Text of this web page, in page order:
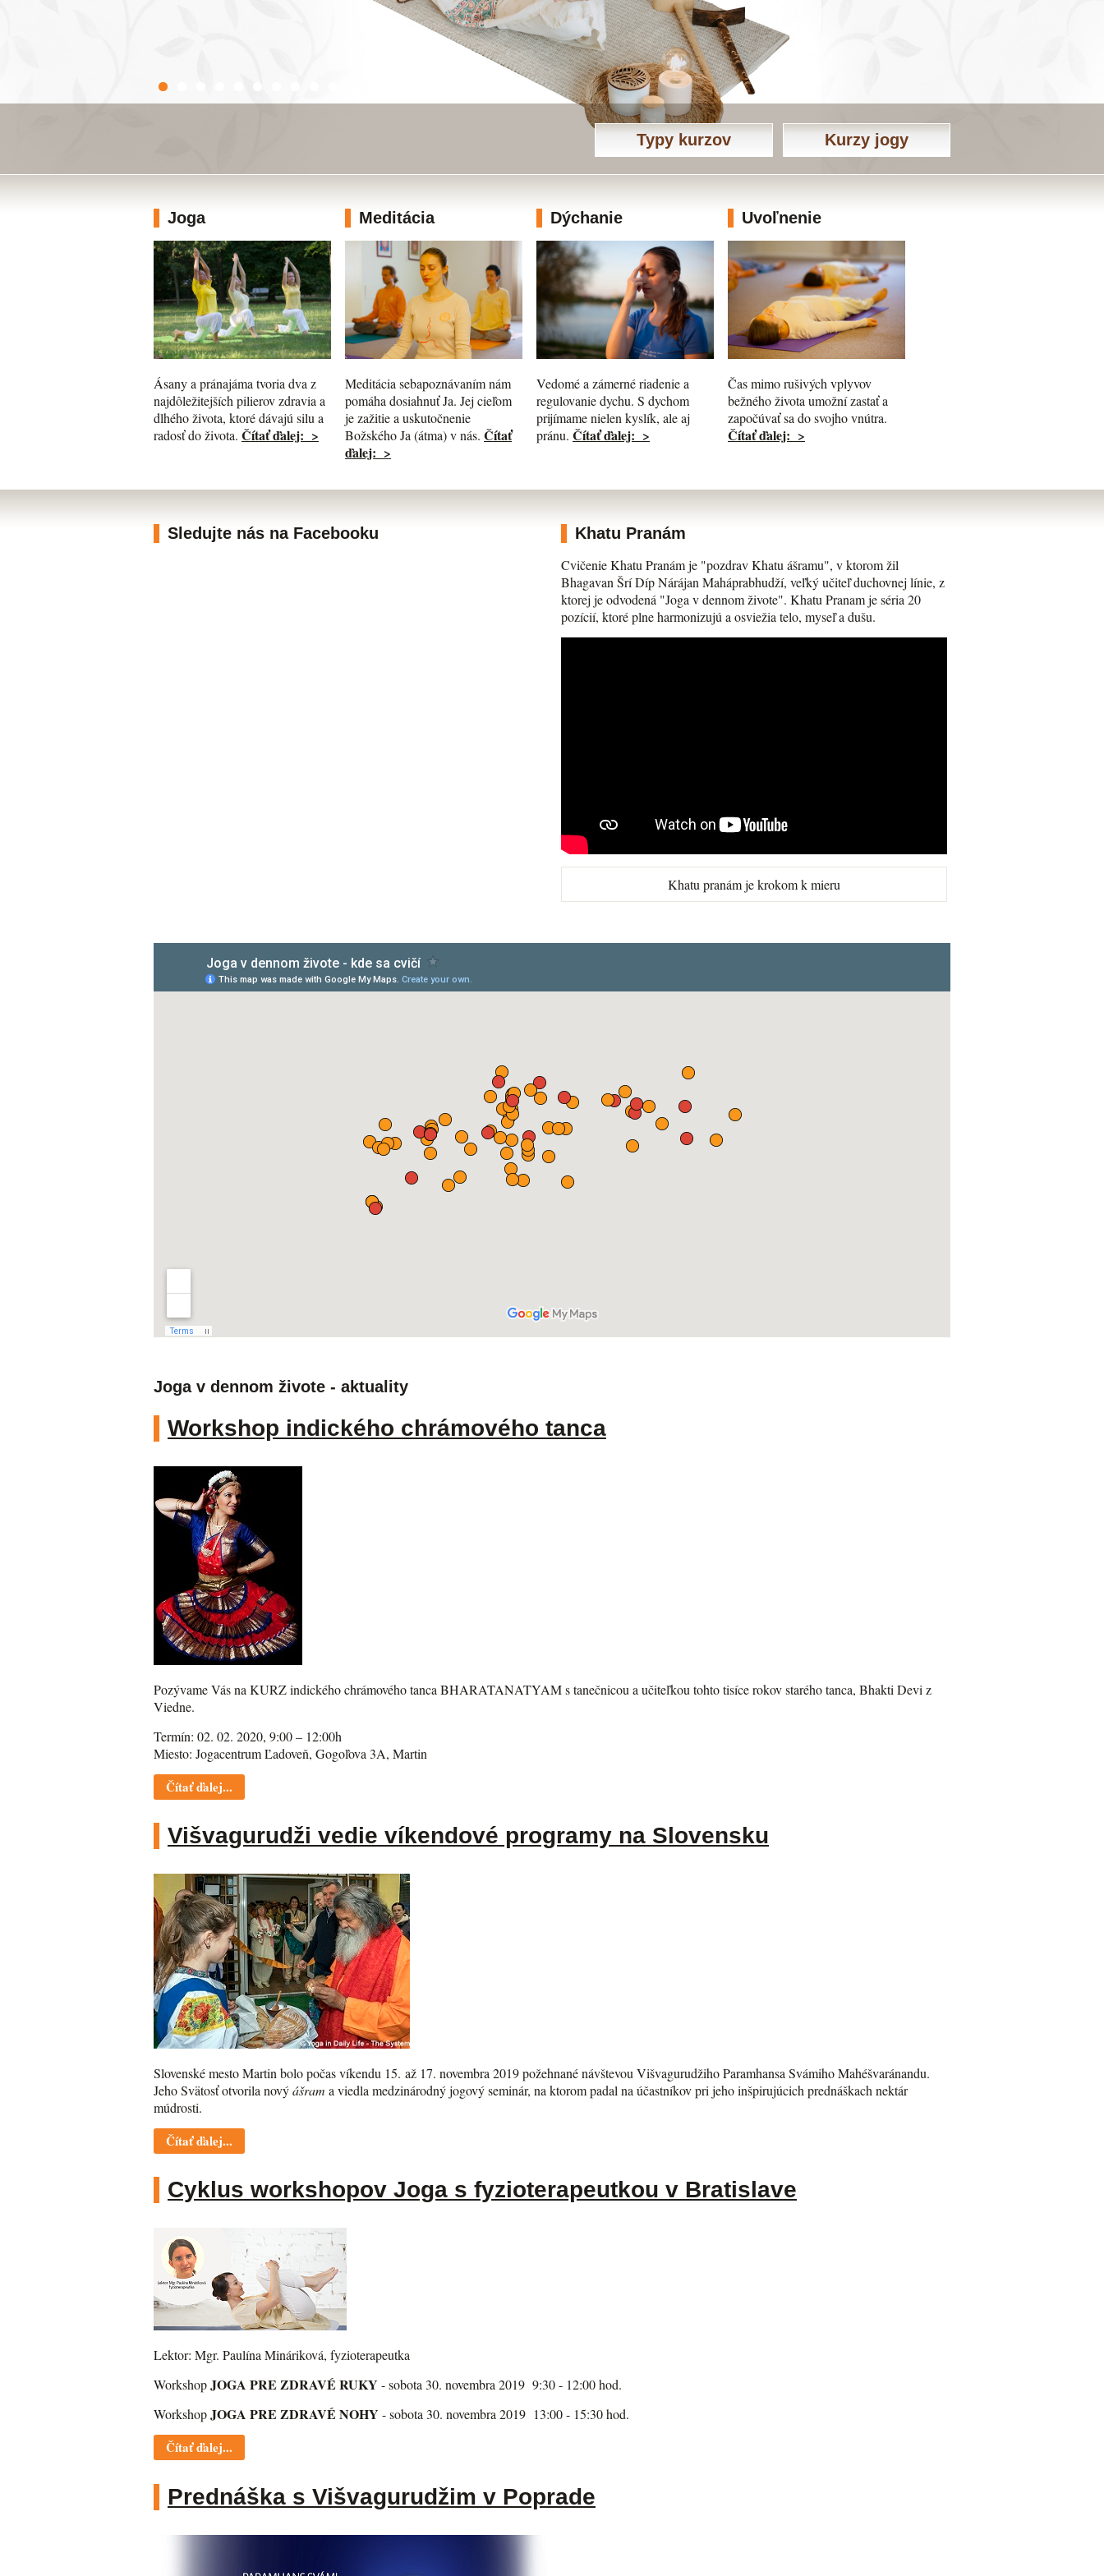
Typy kurzov Kurzy jogy
Joga
Ásany a pránajáma tvoria dva z
najdôležitejších pilierov zdravia a
dlhého života, ktoré dávajú silu a
radosť do života. Čítať ďalej: >
Meditácia
Meditácia sebapoznávaním nám
pomáha dosiahnuť Ja. Jej cieľom
je zažitie a uskutočnenie
Božského Ja (átma) v nás. Čítať
ďalej: >
Dýchanie
Vedomé a zámerné riadenie a
regulovanie dychu. S dychom
prijímame nielen kyslík, ale aj
pránu. Čítať ďalej: >
Uvoľnenie
Čas mimo rušivých vplyvov
bežného života umožní zastať a
započúvať sa do svojho vnútra.
Čítať ďalej: >
Sledujte nás na Facebooku Khatu Pranám
Cvičenie Khatu Pranám je "pozdrav Khatu ášramu", v ktorom žil
Bhagavan Šrí Díp Nárájan Maháprabhudží, veľký učiteľ duchovnej línie, z
ktorej je odvodená "Joga v dennom živote". Khatu Pranam je séria 20
pozícií, ktoré plne harmonizujú a osviežia telo, myseľ a dušu.
Khatu pranám je krokom k mieru
Joga v dennom živote - aktuality
Workshop indického chrámového tanca
Pozývame Vás na KURZ indického chrámového tanca BHARATANATYAM s tanečnicou a učiteľkou tohto tisíce rokov starého tanca, Bhakti Devi z
Viedne.
Termín: 02. 02. 2020, 9:00 – 12:00h
Miesto: Jogacentrum Ľadoveň, Gogoľova 3A, Martin
Čítať ďalej...
Višvagurudži vedie víkendové programy na Slovensku
Slovenské mesto Martin bolo počas víkendu 15. až 17. novembra 2019 požehnané návštevou Višvagurudžiho Paramhansa Svámiho Mahéšvaránandu.
Jeho Svätosť otvorila novýášram a viedla medzinárodný jogový seminár, na ktorom padal na účastníkov pri jeho inšpirujúcich prednáškach nektár
múdrosti.
Čítať ďalej...
Cyklus workshopov Joga s fyzioterapeutkou v Bratislave
Lektor: Mgr. Paulína Mináriková, fyzioterapeutka
WorkshopJOGA PRE ZDRAVÉ RUKY - sobota 30. novembra 2019 9:30 - 12:00 hod.
WorkshopJOGA PRE ZDRAVÉ NOHY - sobota 30. novembra 2019 13:00 - 15:30 hod.
Čítať ďalej...
Prednáška s Višvagurudžim v Poprade